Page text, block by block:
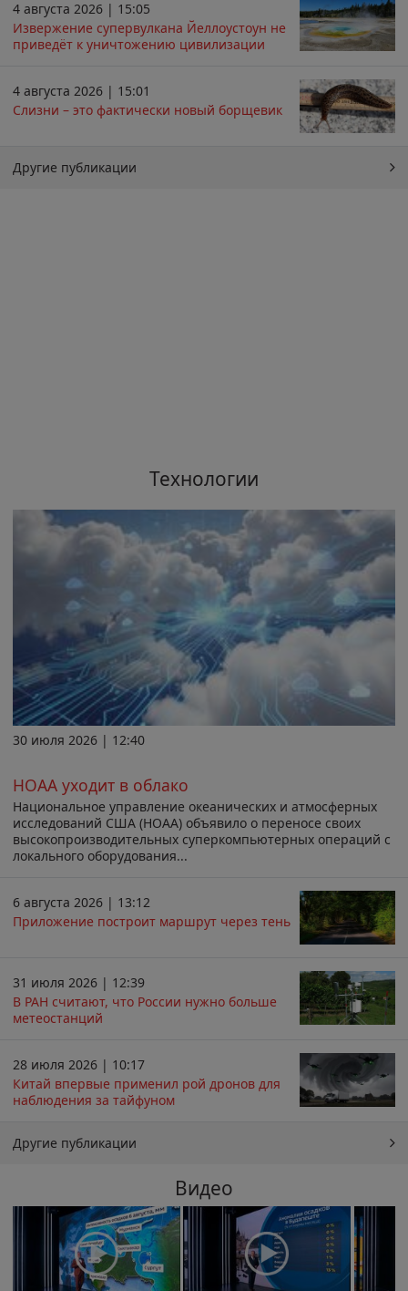
4 августа 2026 | 15:05
Извержение супервулкана Йеллоустоун не
приведёт к уничтожению цивилизации
4 августа 2026 | 15:01
Слизни – это фактически новый борщевик
Другие публикации
Технологии
30 июля 2026 | 12:40
НОАА уходит в облако
Национальное управление океанических и атмосферных
исследований США (НОАА) объявило о переносе своих
высокопроизводительных суперкомпьютерных операций с
локального оборудования...
6 августа 2026 | 13:12
Приложение построит маршрут через тень
31 июля 2026 | 12:39
В РАН считают, что России нужно больше
метеостанций
28 июля 2026 | 10:17
Китай впервые применил рой дронов для
наблюдения за тайфуном
Другие публикации
Видео